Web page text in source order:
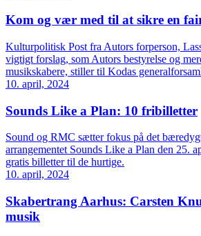
Kom og vær med til at sikre en
Kulturpolitisk Post fra Autors forperson,
vigtigt forslag, som Autors bestyrelse og
musikskabere, stiller til Kodas
10. april, 2024
Sounds Like a Plan: 10 fribilletter
Sound og RMC sætter fokus på det
arrangementet Sounds Like a Plan den 25.
gratis billetter til de hurtige.
10. april, 2024
Skabertrang Aarhus: Carsten
musik